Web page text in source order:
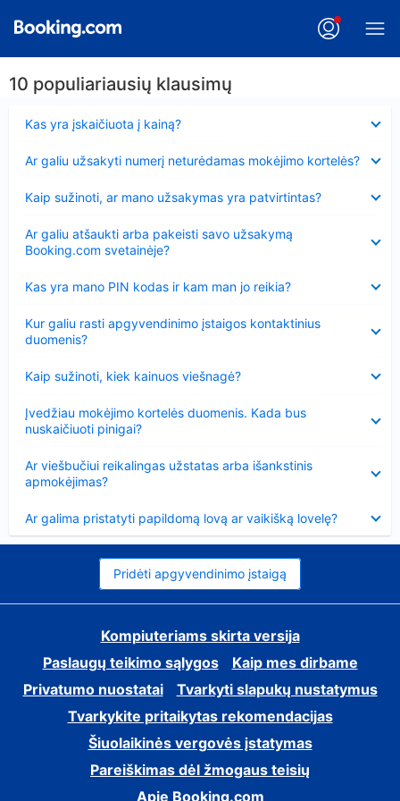
10 populiariausių klausimų
Kas yra įskaičiuota į kainą?
Ar galiu užsakyti numerį neturėdamas mokėjimo kortelės?
Kaip sužinoti, ar mano užsakymas yra patvirtintas?
Ar galiu atšaukti arba pakeisti savo užsakymą
Booking.com svetainėje?
Kas yra mano PIN kodas ir kam man jo reikia?
Kur galiu rasti apgyvendinimo įstaigos kontaktinius
duomenis?
Kaip sužinoti, kiek kainuos viešnagė?
Įvedžiau mokėjimo kortelės duomenis. Kada bus
nuskaičiuoti pinigai?
Ar viešbučiui reikalingas užstatas arba išankstinis
apmokėjimas?
Ar galima pristatyti papildomą lovą ar vaikišką lovelę?
Pridėti apgyvendinimo įstaigą
Kompiuteriams skirta versija
Paslaugų teikimo sąlygos
Kaip mes dirbame
Privatumo nuostatai
Tvarkyti slapukų nustatymus
Tvarkykite pritaikytas rekomendacijas
Šiuolaikinės vergovės įstatymas
Pareiškimas dėl žmogaus teisių
Apie Booking.com